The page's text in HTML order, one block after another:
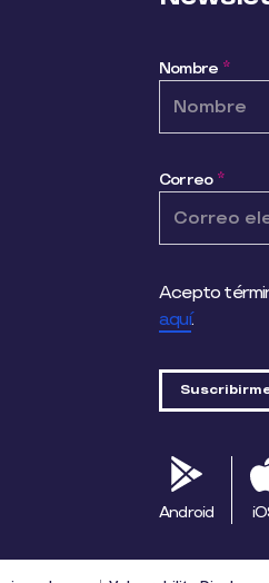
Nombre *
Correo *
Acepto
aquí.
Android